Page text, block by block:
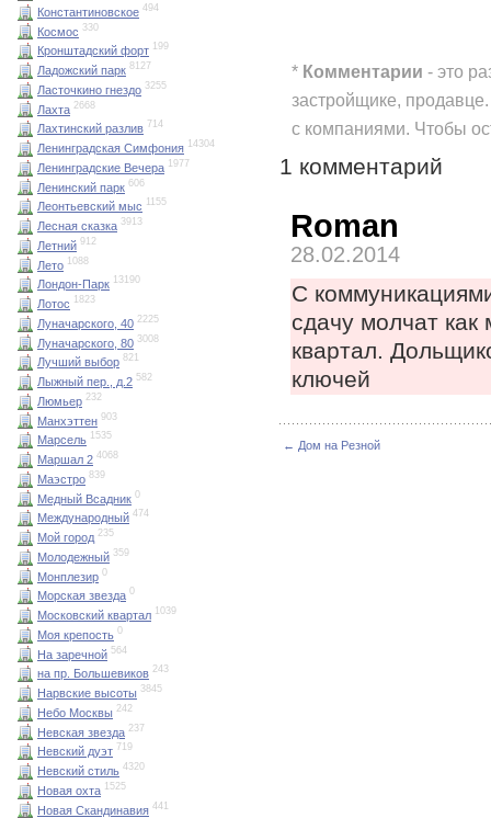
Константиновское 494
Космос 330
Кронштадский форт 199
Ладожский парк 8127
Ласточкино гнездо 3255
Лахта 2668
Лахтинский разлив 714
Ленинградская Симфония 14304
Ленинградские Вечера 1977
Ленинский парк 606
Леонтьевский мыс 1155
Лесная сказка 3913
Летний 912
Лето 1088
Лондон-Парк 13190
Лотос 1823
Луначарского, 40 2225
Луначарского, 80 3008
Лучший выбор 821
Лыжный пер., д.2 582
Люмьер 232
Манхэттен 903
Марсель 1535
Маршал 2 4068
Маэстро 839
Медный Всадник 0
Международный 474
Мой город 235
Молодежный 359
Монплезир 0
Морская звезда 0
Московский квартал 1039
Моя крепость 0
На заречной 564
на пр. Большевиков 243
Нарвские высоты 3845
Небо Москвы 242
Невская звезда 237
Невский дуэт 719
Невский стиль 4320
Новая охта 1525
Новая Скандинавия 441
* Комментарии - это
застройщике,
с компаниями. Чтобы
1 комментарий
Roman
28.02.2014
С
сдачу молчат
квартал.
ключей
← Дом на Резной